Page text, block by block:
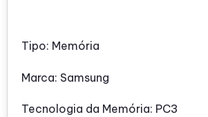
Tipo: Memória
Marca: Samsung
Tecnologia da Memória: PC3